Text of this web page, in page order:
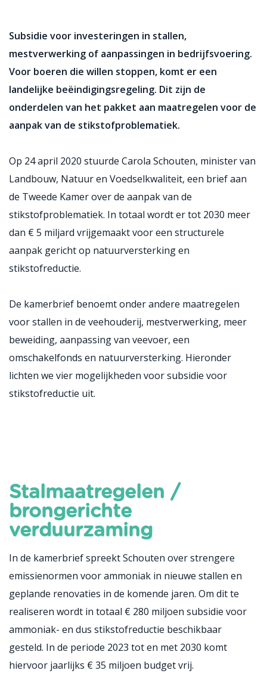
Subsidie voor investeringen in stallen,
mestverwerking of aanpassingen in bedrijfsvoering.
Voor boeren die willen stoppen, komt er een
landelijke beëindigingsregeling. Dit zijn de
onderdelen van het pakket aan maatregelen voor de
aanpak van de stikstofproblematiek.
Op 24 april 2020 stuurde Carola Schouten, minister van
Landbouw, Natuur en Voedselkwaliteit, een brief aan
de Tweede Kamer over de aanpak van de
stikstofproblematiek. In totaal wordt er tot 2030 meer
dan € 5 miljard vrijgemaakt voor een structurele
aanpak gericht op natuurversterking en
stikstofreductie.
De kamerbrief benoemt onder andere maatregelen
voor stallen in de veehouderij, mestverwerking, meer
beweiding, aanpassing van veevoer, een
omschakelfonds en natuurversterking. Hieronder
lichten we vier mogelijkheden voor subsidie voor
stikstofreductie uit.
Stalmaatregelen /
brongerichte
verduurzaming
In de kamerbrief spreekt Schouten over strengere
emissienormen voor ammoniak in nieuwe stallen en
geplande renovaties in de komende jaren. Om dit te
realiseren wordt in totaal € 280 miljoen subsidie voor
ammoniak- en dus stikstofreductie beschikbaar
gesteld. In de periode 2023 tot en met 2030 komt
hiervoor jaarlijks € 35 miljoen budget vrij.